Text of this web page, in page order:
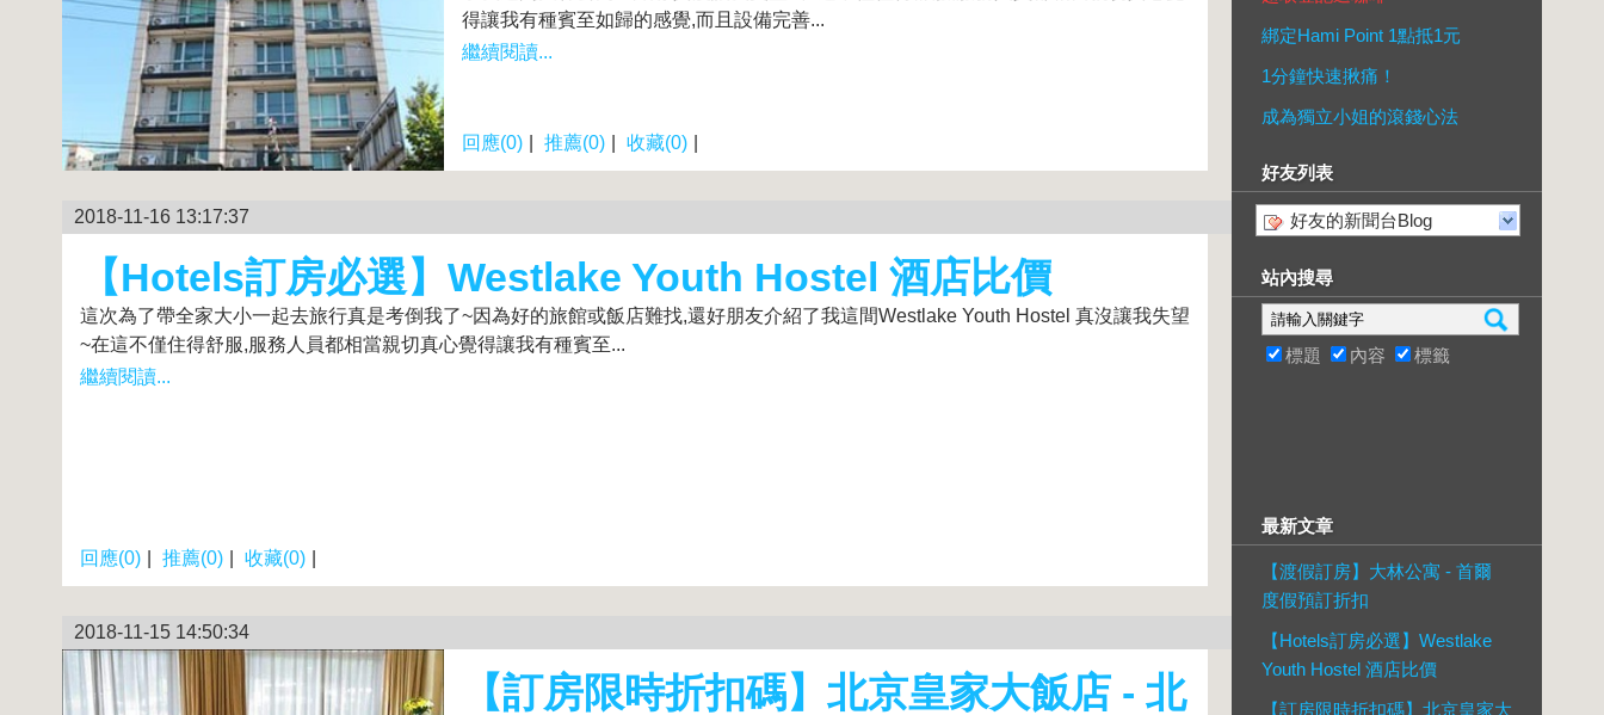
得讓我有種賓至如歸的感覺,而且設備完善...
繼續閱讀...
回應(0) 推薦(0) 收藏(0)
2018-11-16 13:17:37
【Hotels訂房必選】Westlake Youth Hostel 酒店比價
這次為了帶全家大小一起去旅行真是考倒我了~因為好的旅館或飯店難找,還好朋友介紹了我這間Westlake Youth Hostel 真沒讓我失望
~在這不僅住得舒服,服務人員都相當親切真心覺得讓我有種賓至...
繼續閱讀...
回應(0) 推薦(0) 收藏(0)
2018-11-15 14:50:34
【訂房限時折扣碼】北京皇家大飯店 - 北
綁定Hami Point 1點抵1元
1分鐘快速揪痛！
成為獨立小姐的滾錢心法
好友列表
好友的新聞台Blog
站內搜尋
標題 內容 標籤
最新文章
【渡假訂房】大林公寓 - 首爾
度假預訂折扣
【Hotels訂房必選】Westlake
Youth Hostel 酒店比價
【訂房限時折扣碼】北京皇家大